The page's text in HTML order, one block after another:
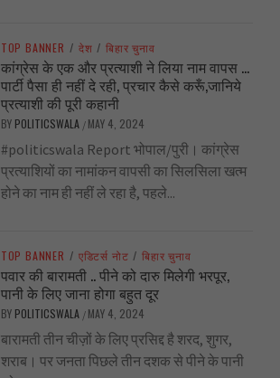
TOP BANNER / देश / बिहार चुनाव
कांग्रेस के एक और प्रत्याशी ने लिया नाम वापस …
पार्टी पैसा ही नहीं दे रही, प्रचार कैसे करूँ,जानिये
प्रत्याशी की पूरी कहानी
BY POLITICSWALA / MAY 4, 2024
#politicswala Report भोपाल/पुरी। कांग्रेस
प्रत्याशियों का नामांकन वापसी का सिलसिला खत्म
होने का नाम ही नहीं ले रहा है, पहले...
TOP BANNER / एडिटर्स नोट / बिहार चुनाव
पवार की बारामती .. पीने को दारु मिलेगी भरपूर,
पानी के लिए जाना होगा बहुत दूर
BY POLITICSWALA / MAY 4, 2024
बारामती तीन चीज़ों के लिए प्रसिद्द है शरद, शुगर,
शराब। पर जनता पिछले तीन दशक से पीने के पानी